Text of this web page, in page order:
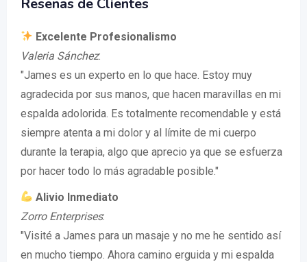
Excelente Profesionalismo
Valeria Sánchez:
"James es un experto en lo que hace. Estoy muy
agradecida por sus manos, que hacen maravillas en mi
espalda adolorida. Es totalmente recomendable y está
siempre atenta a mi dolor y al límite de mi cuerpo
durante la terapia, algo que aprecio ya que se esfuerza
por hacer todo lo más agradable posible."
Alivio Inmediato
Zorro Enterprises:
"Visité a James para un masaje y no me he sentido así
en mucho tiempo. Ahora camino erguida y mi espalda